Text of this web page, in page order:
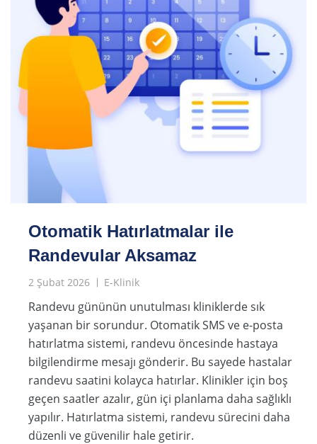
Otomatik Hatırlatmalar ile
Randevular Aksamaz
2 Şubat 2026 E-Klinik
Randevu gününün unutulması kliniklerde sık
yaşanan bir sorundur. Otomatik SMS ve e-posta
hatırlatma sistemi, randevu öncesinde hastaya
bilgilendirme mesajı gönderir. Bu sayede hastalar
randevu saatini kolayca hatırlar. Klinikler için boş
geçen saatler azalır, gün içi planlama daha sağlıklı
yapılır. Hatırlatma sistemi, randevu sürecini daha
düzenli ve güvenilir hale getirir.